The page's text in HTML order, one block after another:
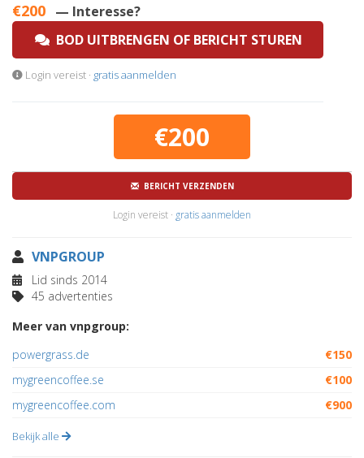
€200 — Interesse?
BOD UITBRENGEN OF BERICHT STUREN
Login vereist · gratis aanmelden
€200
BERICHT VERZENDEN
Login vereist · gratis aanmelden
VNPGROUP
Lid sinds 2014
45 advertenties
Meer van vnpgroup:
powergrass.de
€150
mygreencoffee.se
€100
mygreencoffee.com
€900
Bekijk alle